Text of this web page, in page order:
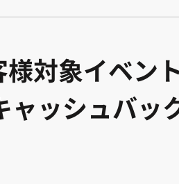
対象イベン
ャッシュバッ